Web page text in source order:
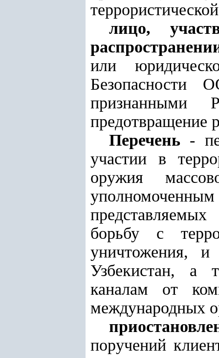
лицо,
или
Безопасности
признанными
предотвращение
Перечень -
участии в
оружия
уполномоченным
борьбу с
уничтожения, и
Узбекистан, а
каналам от
международных
поручений